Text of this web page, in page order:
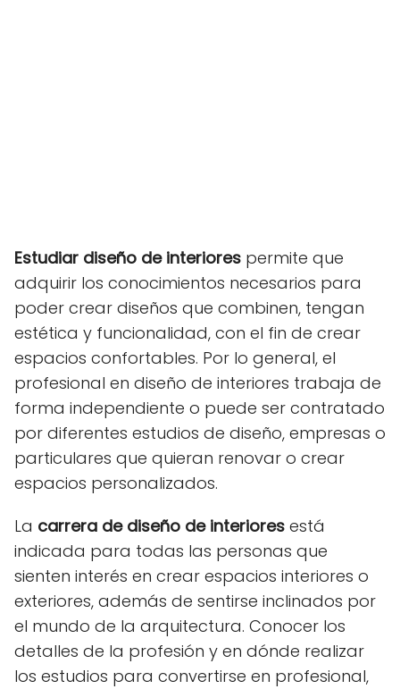
Estudiar diseño de interiores permite que
adquirir los conocimientos necesarios para
poder crear diseños que combinen, tengan
estética y funcionalidad, con el fin de crear
espacios confortables. Por lo general, el
profesional en diseño de interiores trabaja de
forma independiente o puede ser contratado
por diferentes estudios de diseño, empresas o
particulares que quieran renovar o crear
espacios personalizados.
La carrera de diseño de interiores está
indicada para todas las personas que
sienten interés en crear espacios interiores o
exteriores, además de sentirse inclinados por
el mundo de la arquitectura. Conocer los
detalles de la profesión y en dónde realizar
los estudios para convertirse en profesional,